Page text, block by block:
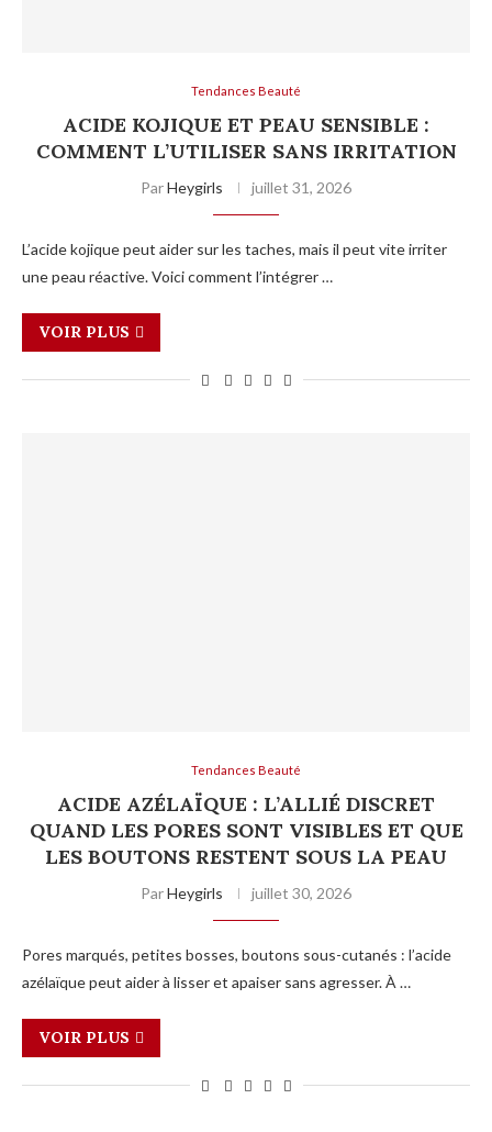
Tendances Beauté
ACIDE KOJIQUE ET PEAU SENSIBLE :
COMMENT L’UTILISER SANS IRRITATION
ParHeygirls juillet 31, 2026
L’acide kojique peut aider sur les taches, mais il peut vite irriter
une peau réactive. Voici comment l’intégrer …
VOIR PLUS
Tendances Beauté
ACIDE AZÉLAÏQUE : L’ALLIÉ DISCRET
QUAND LES PORES SONT VISIBLES ET QUE
LES BOUTONS RESTENT SOUS LA PEAU
ParHeygirls juillet 30, 2026
Pores marqués, petites bosses, boutons sous-cutanés : l’acide
azélaïque peut aider à lisser et apaiser sans agresser. À …
VOIR PLUS